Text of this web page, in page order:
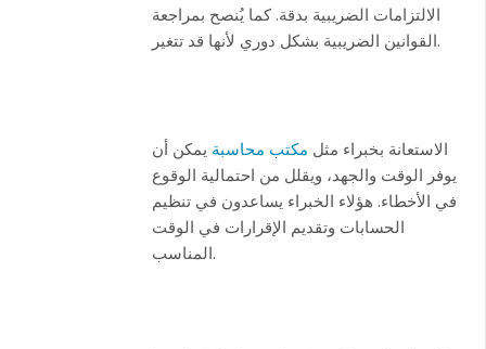
الالتزامات الضريبية بدقة. كما يُنصح بمراجعة
القوانين الضريبية بشكل دوري لأنها قد تتغير.
الاستعانة بخبراء مثل مكتب محاسبة يمكن أن
يوفر الوقت والجهد، ويقلل من احتمالية الوقوع
في الأخطاء. هؤلاء الخبراء يساعدون في تنظيم
الحسابات وتقديم الإقرارات في الوقت
المناسب.